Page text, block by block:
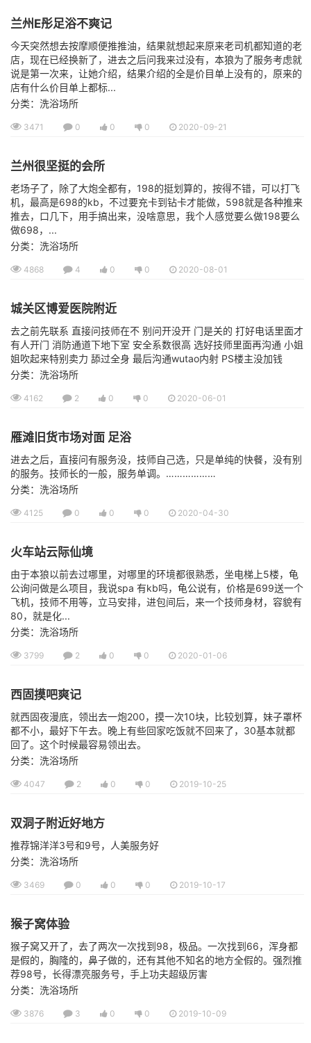
兰州E彤足浴不爽记
今天突然想去按摩顺便推推油，结果就想起来原来老司机都知道的老
店，现在已经换新了，进去之后问我来过没有，本狼为了服务考虑就
说是第一次来，让她介绍，结果介绍的全是价目单上没有的，原来的
店有什么价目单上都标...
分类：洗浴场所
3471 0 0 0 2020-09-21
兰州很坚挺的会所
老场子了，除了大炮全都有，198的挺划算的，按得不错，可以打飞
机，最高是698的kb，不过要充卡到钻卡才能做，598就是各种推来
推去，口几下，用手搞出来，没啥意思，我个人感觉要么做198要么
做698，...
分类：洗浴场所
4868 4 0 0 2020-08-01
城关区博爱医院附近
去之前先联系 直接问技师在不 别问开没开 门是关的 打好电话里面才
有人开门 消防通道下地下室 安全系数很高 选好技师里面再沟通 小姐
姐吹起来特别卖力 舔过全身 最后沟通wutao内射 PS楼主没加钱
分类：洗浴场所
4162 2 0 0 2020-06-01
雁滩旧货市场对面 足浴
进去之后，直接问有服务没，技师自己选，只是单纯的快餐，没有别
的服务。技师长的一般，服务单调。………………
分类：洗浴场所
4125 0 0 0 2020-04-30
火车站云际仙境
由于本狼以前去过哪里，对哪里的环境都很熟悉，坐电梯上5楼，龟
公询问做是么项目，我说spa 有kb吗，龟公说有，价格是699送一个
飞机，技师不用等，立马安排，进包间后，来一个技师身材，容貌有
80，就是化...
分类：洗浴场所
3799 2 0 0 2020-01-06
西固摸吧爽记
就西固夜漫底，领出去一炮200，摸一次10块，比较划算，妹子罩杯
都不小，最好下午去。晚上有些回家吃饭就不回来了，30基本就都
回了。这个时候最容易领出去。
分类：洗浴场所
4047 2 0 0 2019-10-25
双洞子附近好地方
推荐锦洋洋3号和9号，人美服务好
分类：洗浴场所
3469 0 0 0 2019-10-17
猴子窝体验
猴子窝又开了，去了两次一次找到98，极品。一次找到66，浑身都
是假的，胸隆的，鼻子做的，还有其他不知名的地方全假的。强烈推
荐98号，长得漂亮服务号，手上功夫超级厉害
分类：洗浴场所
3876 3 0 0 2019-10-09